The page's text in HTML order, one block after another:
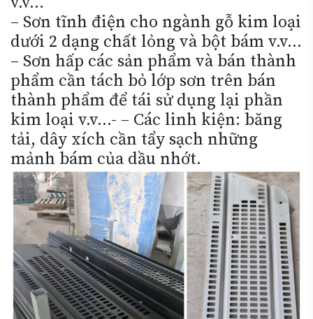
kim loại v.v…- – Các linh kiện: băng
tải, dây xích cần tẩy sạch những
mảnh bám của dầu nhớt.